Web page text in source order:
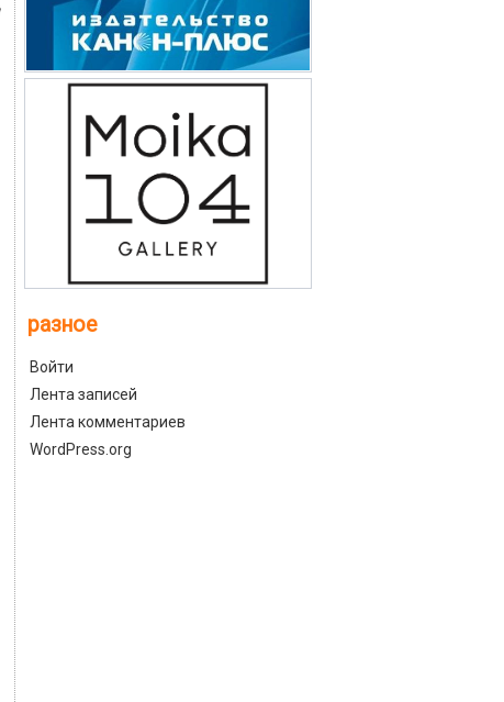
разное
Войти
Лента записей
Лента комментариев
WordPress.org